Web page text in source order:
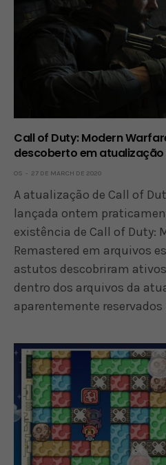
Call of Duty: Modern
descoberto em
OS 27 DE MARCH DE 2020
A atualização de Call of
lançada ontem
existência de Call of Duty:
Remastered em arquivos
astutos descobriram
dentro dos arquivos da
aparentemente reservados